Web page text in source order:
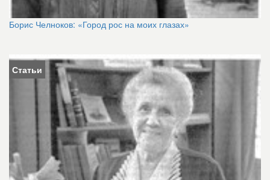
Борис Челноков: «Город рос на моих глазах»
Статьи